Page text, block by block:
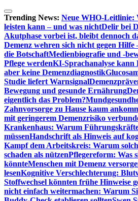
Zum
Inhalt
springen
Trending News: Neue WHO-Leitlinie:
leisten kann – und was nichtDelir bei
Akutphase vorbei ist, bleibt dennoch
Demenz wehren sich nicht gegen Hilfe
die BotschaftMedienbiografie und -
Pflege werdenKI-Sprachanalyse kann
aber keine Demenzdiagnostik
Studie liefert Warnsignal
Bewegung und gesunde Ernährung
eigentlich das Problem?
Zahnvorsorge zu Hause kaum
mit geringerem Demenzrisiko
Krankenhaus: Warum
müssenHandschrift als Hinweis auf
Kampf dem Arbeitskreis: Warum
schaden als nützenPflegereform: Was
könnteMenschen mit Demenz
lesenKognitive Verschlechterung:
Stoffwechsel könnten frühe Hinweise
nicht einfach weitermachen: Warum